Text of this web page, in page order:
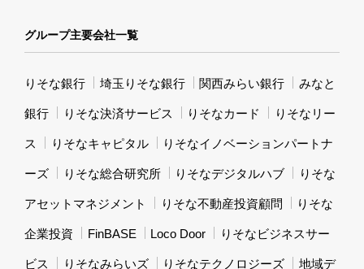
グループ主要会社一覧
りそな銀行 埼玉りそな銀行 関西みらい銀行 みなと
銀行 りそな決済サービス りそなカード りそなリー
ス りそなキャピタル りそなイノベーションパートナ
ーズ りそな総合研究所 りそなデジタルハブ りそな
アセットマネジメント りそな不動産投資顧問 りそな
企業投資 FinBASE Loco Door りそなビジネスサー
ビス りそなみらいズ りそなテクノロジーズ 地域デ